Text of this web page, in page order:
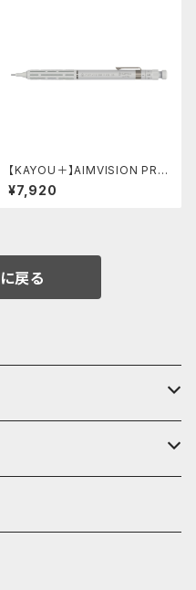
【KAYOU＋】AIMVISION PR
O/エイムビジョンプロ (スノー
ホワイト)
¥7,920
戻る